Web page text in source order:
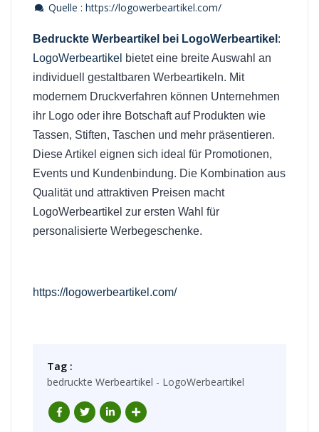
Quelle : https://logowerbeartikel.com/
Bedruckte Werbeartikel bei LogoWerbeartikel :
LogoWerbeartikel bietet eine breite Auswahl an
individuell gestaltbaren Werbeartikeln. Mit
modernem Druckverfahren können Unternehmen
ihr Logo oder ihre Botschaft auf Produkten wie
Tassen, Stiften, Taschen und mehr präsentieren.
Diese Artikel eignen sich ideal für Promotionen,
Events und Kundenbindung. Die Kombination aus
Qualität und attraktiven Preisen macht
LogoWerbeartikel zur ersten Wahl für
personalisierte Werbegeschenke.
https://logowerbeartikel.com/
Tag :
bedruckte Werbeartikel - LogoWerbeartikel